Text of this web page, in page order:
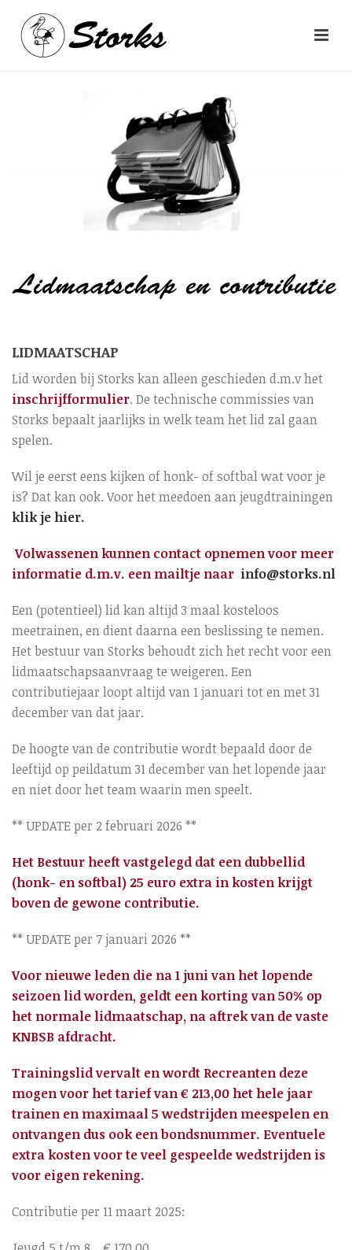
LIDMAATSCHAP
Lid worden bij Storks kan alleen geschieden d.m.v het
inschrijfformulier. De technische commissies van
Storks bepaalt jaarlijks in welk team het lid zal gaan
spelen.
Wil je eerst eens kijken of honk- of softbal wat voor je
is? Dat kan ook. Voor het meedoen aan jeugdtrainingen
klik je hier.
Volwassenen kunnen contact opnemen voor meer
informatie d.m.v. een mailtje naar info@storks.nl
Een (potentieel) lid kan altijd 3 maal kosteloos
meetrainen, en dient daarna een beslissing te nemen.
Het bestuur van Storks behoudt zich het recht voor een
lidmaatschapsaanvraag te weigeren. Een
contributiejaar loopt altijd van 1 januari tot en met 31
december van dat jaar.
De hoogte van de contributie wordt bepaald door de
leeftijd op peildatum 31 december van het lopende jaar
en niet door het team waarin men speelt.
** UPDATE per 2 februari 2026 **
Het Bestuur heeft vastgelegd dat een dubbellid
(honk- en softbal) 25 euro extra in kosten krijgt
boven de gewone contributie.
** UPDATE per 7 januari 2026 **
Voor nieuwe leden die na 1 juni van het lopende
seizoen lid worden, geldt een korting van 50% op
het normale lidmaatschap, na aftrek van de vaste
KNBSB afdracht.
Trainingslid vervalt en wordt Recreanten deze
mogen voor het tarief van € 213,00 het hele jaar
trainen en maximaal 5 wedstrijden meespelen en
ontvangen dus ook een bondsnummer. Eventuele
extra kosten voor te veel gespeelde wedstrijden is
voor eigen rekening.
Contributie per 11 maart 2025: